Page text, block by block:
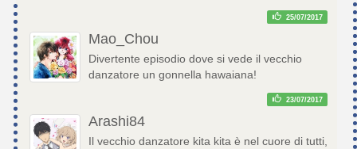
25/07/2017
Mao_Chou
Divertente episodio dove si vede il vecchio
danzatore un gonnella hawaiana!
23/07/2017
Arashi84
Il vecchio danzatore kita kita è nel cuore di tutti,